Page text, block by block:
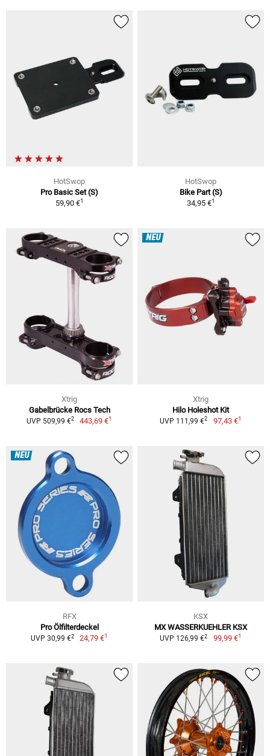
HotSwop
Pro Basic Set (S)
59,90 €1
HotSwop
Bike Part (S)
34,95 €1
Xtrig
Gabelbrücke Rocs Tech
UVP 509,99 €2 443,69 €1
NEU
Xtrig
Hilo Holeshot Kit
UVP 111,99 €2 97,43 €1
NEU
RFX
Pro Ölfilterdeckel
UVP 30,99 €2 24,79 €1
KSX
MX WASSERKUEHLER KSX
UVP 126,99 €2 99,99 €1